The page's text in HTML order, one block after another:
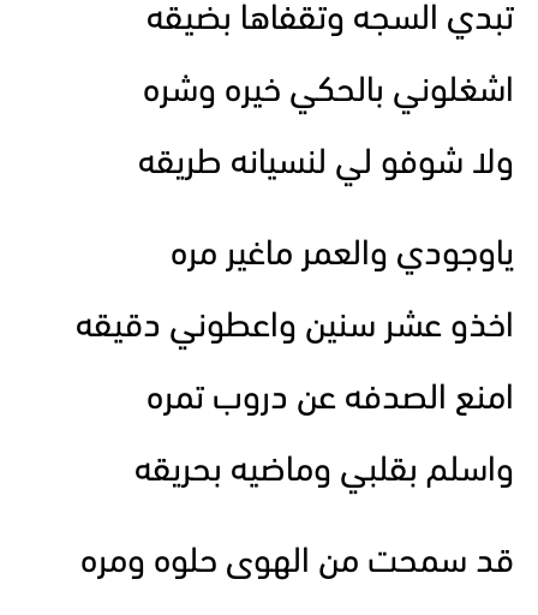
تبدي السجه وتقفاها بضيقه
اشغلوني بالحكي خيره وشره
ولا شوفو لي لنسيانه طريقه
ياوجودي والعمر ماغير مره
اخذو عشر سنين واعطوني دقيقه
امنع الصدفه عن دروب تمره
واسلم بقلبي وماضيه بحريقه
قد سمحت من الهوى حلوه ومره